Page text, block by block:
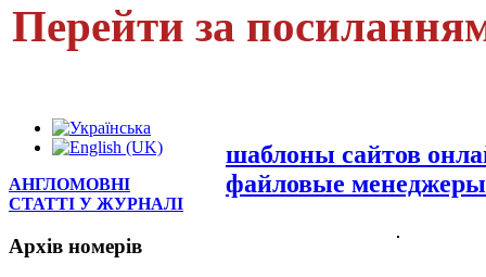
Перейти за
шаблоны сайтов
файловые
АНГЛОМОВНІ
СТАТТІ У ЖУРНАЛІ
Архів номерів